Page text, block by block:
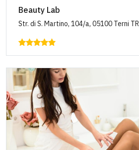
Beauty Lab
Str. di S. Martino, 104/a, 05100 Terni TR